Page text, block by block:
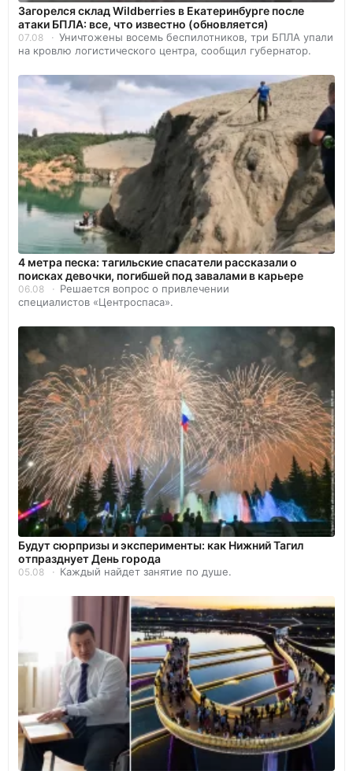
Загорелся склад Wildberries в Екатеринбурге после
атаки БПЛА: все, что известно (обновляется)
07.08
Уничтожены восемь беспилотников, три БПЛА упали
на кровлю логистического центра, сообщил губернатор.
4 метра песка: тагильские спасатели рассказали о
поисках девочки, погибшей под завалами в карьере
06.08
Решается вопрос о привлечении
специалистов «Центроспаса».
Будут сюрпризы и эксперименты: как Нижний Тагил
отпразднует День города
05.08 Каждый найдет занятие по душе.